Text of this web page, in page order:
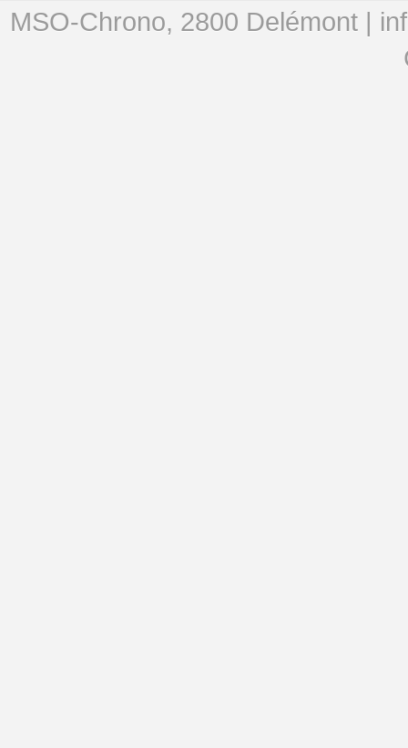
MSO-Chrono, 2800 Delémont |